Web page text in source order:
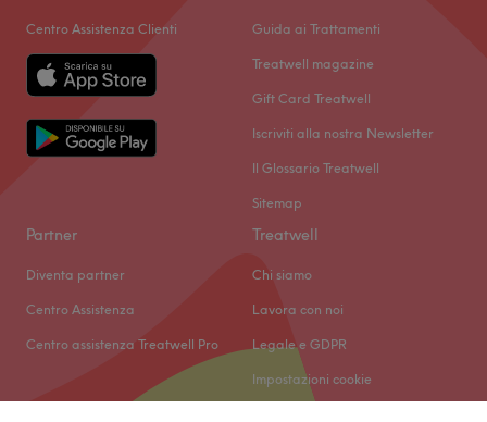
Centro Assistenza Clienti Guida ai Trattamenti
Treatwell magazine
Gift Card Treatwell
Iscriviti alla nostra Newsletter
Il Glossario Treatwell
Sitemap
Partner
Diventa partner
Centro Assistenza
Centro assistenza Treatwell Pro
Treatwell
Chi siamo
Lavora con noi
Legale e GDPR
Impostazioni cookie